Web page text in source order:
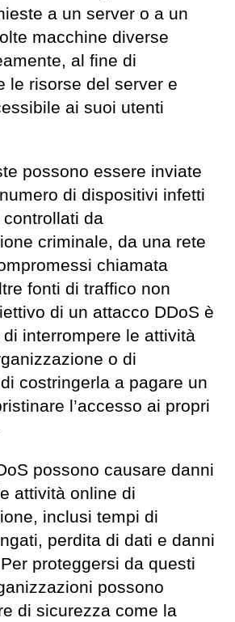
a un server o a un
macchine diverse
al fine di
le risorse del server e
ai suoi utenti
possono essere inviate
di dispositivi infetti
controllati da
criminale, da una rete
chiamata
fonti di traffico non
di un attacco DDoS è
interrompere le attività
o di
costringerla a pagare un
l’accesso ai propri
possono causare danni
attività online di
inclusi tempi di
perdita di dati e danni
proteggersi da questi
possono
di sicurezza come la